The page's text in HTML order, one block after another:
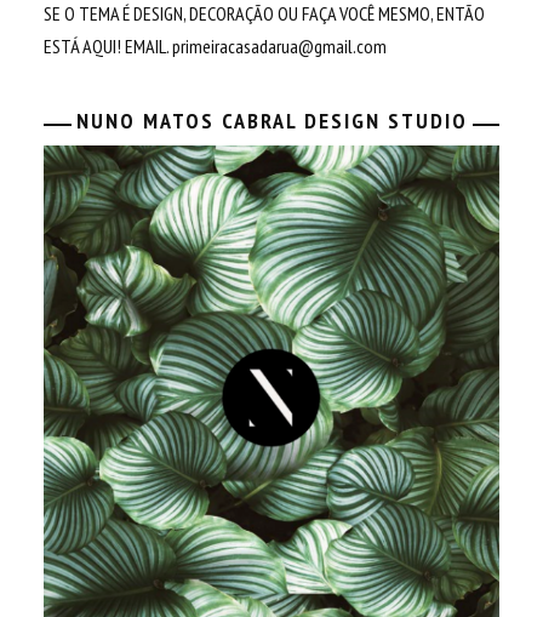
SE O TEMA É DESIGN, DECORAÇÃO OU FAÇA VOCÊ MESMO, ENTÃO
ESTÁ AQUI! EMAIL.primeiracasadarua@gmail.com
NUNO MATOS CABRAL DESIGN STUDIO